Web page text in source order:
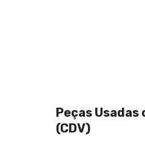
Peças
(CDV)